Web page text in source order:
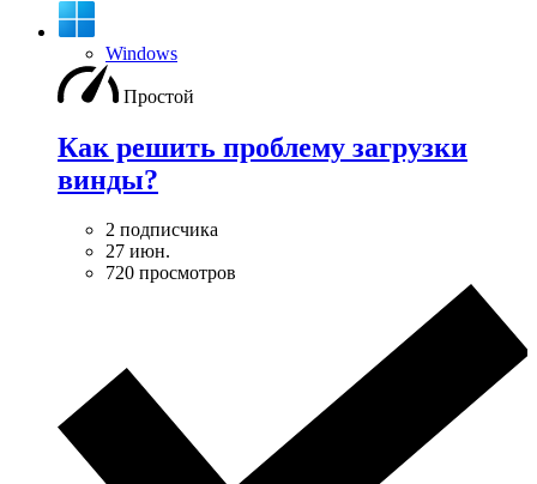
Windows
Простой
Как решить проблему загрузки
винды?
2 подписчика
27 июн.
720 просмотров